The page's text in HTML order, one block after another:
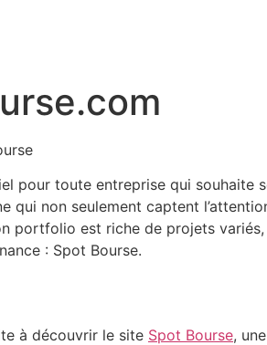
pour toute entreprise qui souhaite
qui non seulement captent
portfolio est riche de projets variés,
: Spot Bourse.
à découvrir le site Spot Bourse,